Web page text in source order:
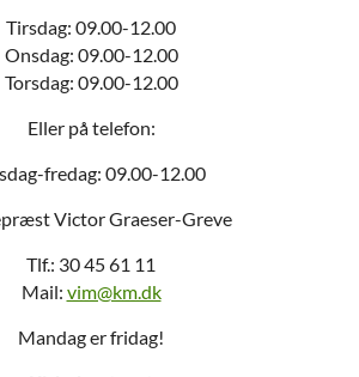
Tirsdag: 09.00-12.00
Onsdag: 09.00-12.00
Torsdag: 09.00-12.00
Eller på telefon:
fredag: 09.00-12.00
Victor Graeser-Greve
Tlf.: 30 45 61 11
Mail: vim@km.dk
Mandag er fridag!